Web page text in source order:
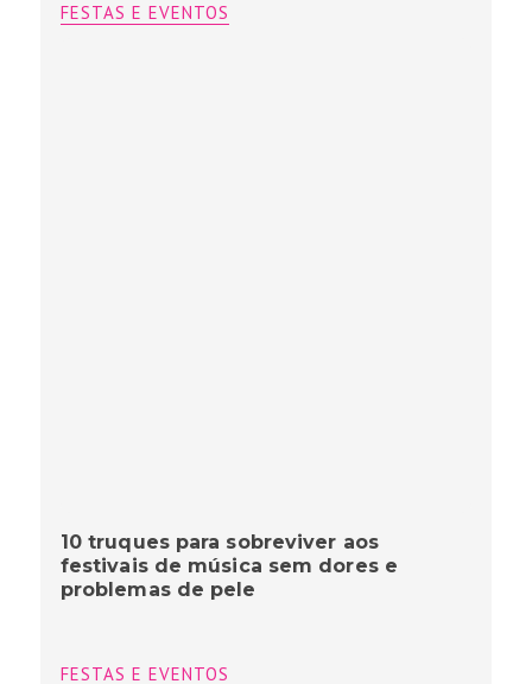
FESTAS E EVENTOS
10 truques para sobreviver aos
festivais de música sem dores e
problemas de pele
FESTAS E EVENTOS